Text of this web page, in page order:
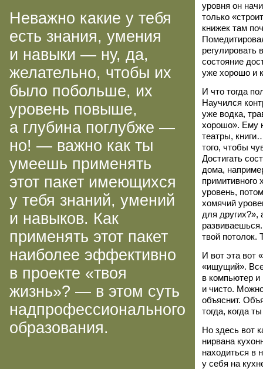
Неважно какие у тебя
есть знания, умения
и навыки — ну, да,
желательно, чтобы их
было побольше, их
уровень повыше,
а глубина поглубже —
но! — важно как ты
умеешь применять
этот пакет имеющихся
у тебя знаний, умений
и навыков. Как
применять этот пакет
наиболее эффективно
в проекте «твоя
жизнь»? — в этом суть
надпрофессионального
образования.
уровня он
только
книжек там
регулировать
состояние
уже хорошо и
И что тогда
Научился
уже водка,
хорошо». Ему
театры,
того, чтобы
Достигать
дома,
примитивного
уровень,
хомячий
для других?»,
твой потолок.
И вот эта вот
«ищущий».
в компьютер
и чисто.
объяснит.
тогда, когда
Но здесь вот
нирвана
находиться в
у себя на